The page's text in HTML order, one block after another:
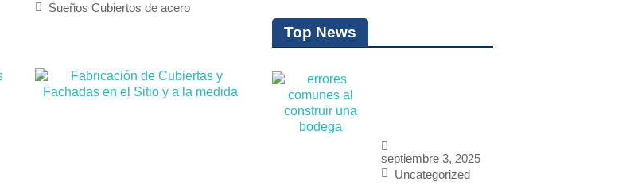
Sueños Cubiertos de acero
Top News
Bodega
septiembre 3, 2025
Uncategorized